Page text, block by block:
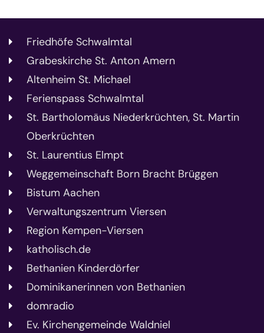
Friedhöfe Schwalmtal
Grabeskirche St. Anton Amern
Altenheim St. Michael
Ferienspass Schwalmtal
St. Bartholomäus Niederkrüchten, St. Martin
Oberkrüchten
St. Laurentius Elmpt
Weggemeinschaft Born Bracht Brüggen
Bistum Aachen
Verwaltungszentrum Viersen
Region Kempen-Viersen
katholisch.de
Bethanien Kinderdörfer
Dominikanerinnen von Bethanien
domradio
Ev. Kirchengemeinde Waldniel